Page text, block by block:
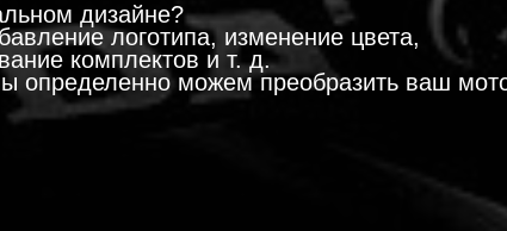
дизайне?
логотипа, изменение цвета,
комплектов и т. д.
определенно можем преобразить ваш